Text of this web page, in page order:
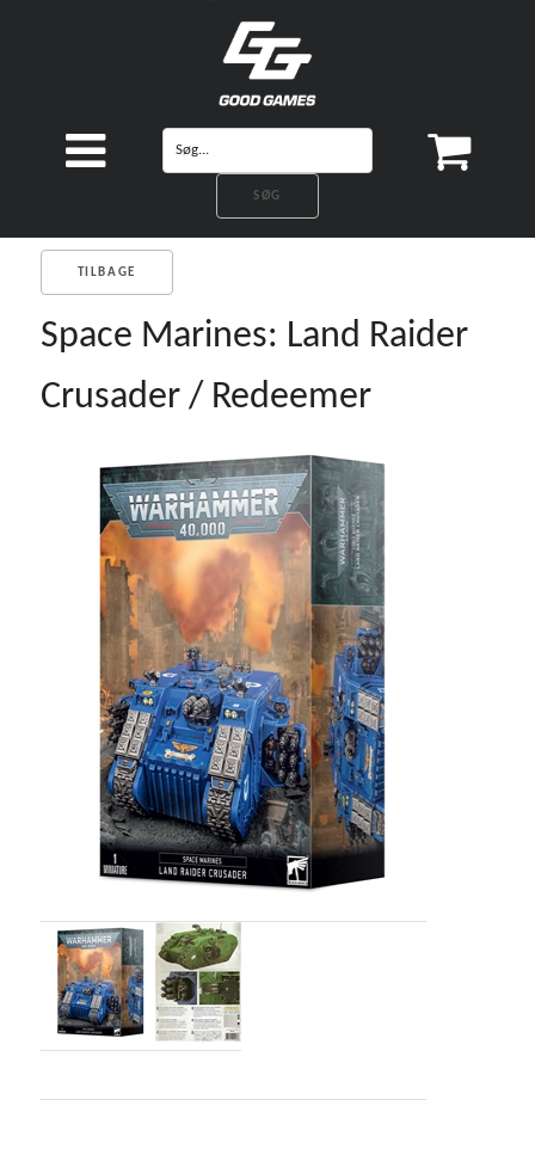
TILBAGE
Space Marines: Land Raider
Crusader / Redeemer